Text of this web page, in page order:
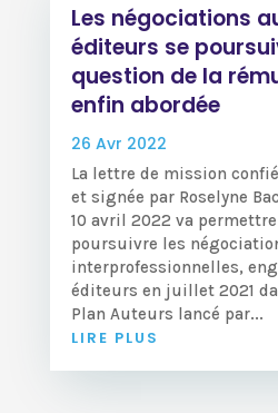
Les négociations
éditeurs se
question de la
enfin abordée
26 Avr 2022
La lettre de mission
et signée par Roselyne
10 avril 2022 va
poursuivre les
interprofessionnelles,
éditeurs en juillet 2021
Plan Auteurs lancé par...
LIRE PLUS